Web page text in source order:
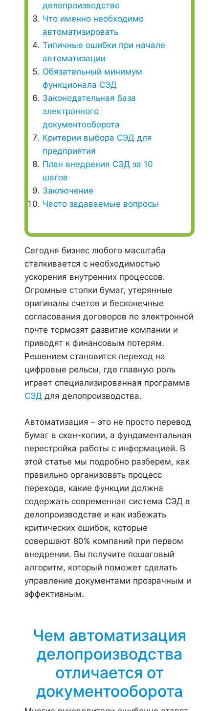
делопроизводство
Что именно необходимо
автоматизировать
Типичные ошибки при начале
автоматизации
Обязательный минимум
функционала СЭД
Законодательная база
электронного
документооборота
Критерии выбора СЭД для
предприятия
План внедрения СЭД за 10
шагов
Заключение
Часто задаваемые вопросы
Сегодня бизнес любого масштаба
сталкивается с необходимостью
ускорения внутренних процессов.
Огромные стопки бумаг, утерянные
оригиналы счетов и бесконечные
согласования договоров по электронной
почте тормозят развитие компании и
приводят к финансовым потерям.
Решением становится переход на
цифровые рельсы, где главную роль
играет специализированная программа
СЭД для делопроизводства.
Автоматизация – это не просто перевод
бумаг в скан-копии, а фундаментальная
перестройка работы с информацией. В
этой статье мы подробно разберем, как
правильно организовать процесс
перехода, какие функции должна
содержать современная система СЭД в
делопроизводстве и как избежать
критических ошибок, которые
совершают 80% компаний при первом
внедрении. Вы получите пошаговый
алгоритм, который поможет сделать
управление документами прозрачным и
эффективным.
Чем автоматизация
делопроизводства
отличается от
документооборота